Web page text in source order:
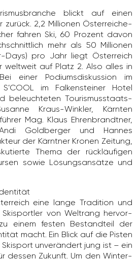
blickt auf einen
zurück. 2,2 Millionen Öster­rei­che­
fahren Ski, 60 Prozent davon
mehr als 50 Millionen
Days) pro Jahr liegt Öster­reich
welt­weit auf Platz 2. Also alles in
einer Podi­ums­dis­kus­sion im
im Falken­steiner Hotel
beleuch­teten Touris­mus­staats­
Kraus-Winkler, Kärnten
Mag. Klaus Ehren­brandtner,
Gold­berger und Hannes
der Kärntner Kronen Zeitung,
Thema der rück­läu­figen
sowie Lösungs­an­sätze und
eine lange Tradi­tion und
Skisportler von Welt­rang hervor­
einem festen Bestand­teil der
macht. Ein Blick auf die Pisten
unver­än­dert jung ist – ein
dessen Zukunft. Um den Winter­